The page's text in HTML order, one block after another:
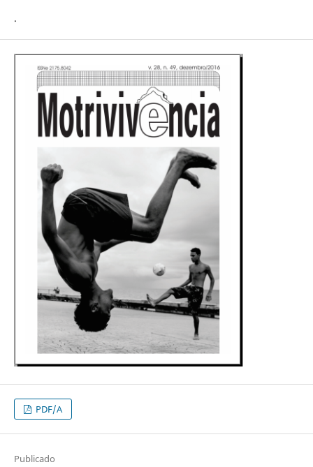
.
PDF/A
Publicado